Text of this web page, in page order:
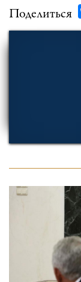
Поделиться